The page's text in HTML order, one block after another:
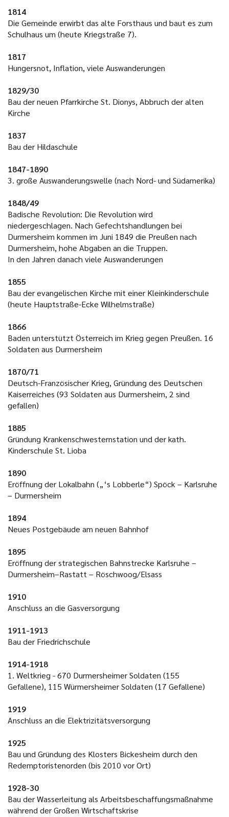
1814
Die Gemeinde erwirbt das alte Forsthaus und baut es zum
Schulhaus um (heute Kriegstraße 7).
1817
Hungersnot, Inflation, viele Auswanderungen
1829/30
Bau der neuen Pfarrkirche St. Dionys, Abbruch der alten
Kirche
1837
Bau der Hildaschule
1847-1890
3. große Auswanderungswelle (nach Nord- und Südamerika)
1848/49
Badische Revolution: Die Revolution wird
niedergeschlagen. Nach Gefechtshandlungen bei
Durmersheim kommen im Juni 1849 die Preußen nach
Durmersheim, hohe Abgaben an die Truppen.
In den Jahren danach viele Auswanderungen
1855
Bau der evangelischen Kirche mit einer Kleinkinderschule
(heute Hauptstraße-Ecke Wilhelmstraße)
1866
Baden unterstützt Österreich im Krieg gegen Preußen. 16
Soldaten aus Durmersheim
1870/71
Deutsch-Französischer Krieg, Gründung des Deutschen
Kaiserreiches (93 Soldaten aus Durmersheim, 2 sind
gefallen)
1885
Gründung Krankenschwesternstation und der kath.
Kinderschule St. Lioba
1890
Eröffnung der Lokalbahn („‘s Lobberle“) Spöck – Karlsruhe
– Durmersheim
1894
Neues Postgebäude am neuen Bahnhof
1895
Eröffnung der strategischen Bahnstrecke Karlsruhe –
Durmersheim–Rastatt – Röschwoog/Elsass
1910
Anschluss an die Gasversorgung
1911-1913
Bau der Friedrichschule
1914-1918
1. Weltkrieg - 670 Durmersheimer Soldaten (155
Gefallene), 115 Würmersheimer Soldaten (17 Gefallene)
1919
Anschluss an die Elektrizitätsversorgung
1925
Bau und Gründung des Klosters Bickesheim durch den
Redemptoristenorden (bis 2010 vor Ort)
1928-30
Bau der Wasserleitung als Arbeitsbeschaffungsmaßnahme
während der Großen Wirtschaftskrise